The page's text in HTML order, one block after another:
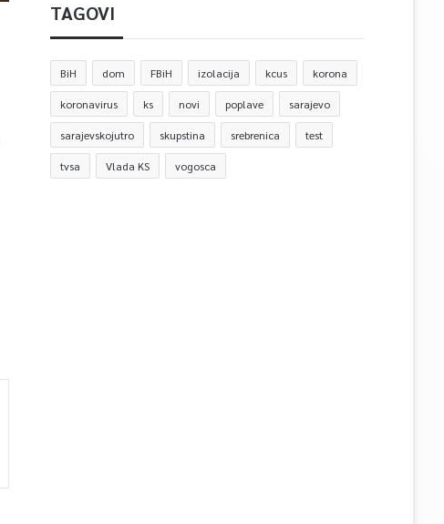
TAGOVI
BiH dom FBiH izolacija kcus korona
koronavirus ks novi poplave sarajevo
sarajevskojutro skupstina srebrenica test
tvsa Vlada KS vogosca